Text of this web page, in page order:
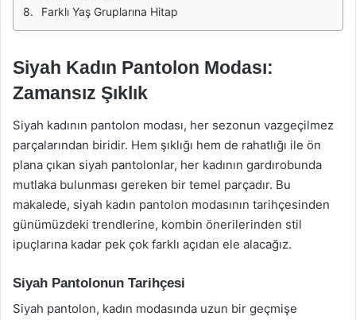
Farklı Yaş Gruplarına Hitap
Siyah Kadın Pantolon Modası:
Zamansız Şıklık
Siyah kadının pantolon modası, her sezonun vazgeçilmez
parçalarından biridir. Hem şıklığı hem de rahatlığı ile ön
plana çıkan siyah pantolonlar, her kadının gardırobunda
mutlaka bulunması gereken bir temel parçadır. Bu
makalede, siyah kadın pantolon modasının tarihçesinden
günümüzdeki trendlerine, kombin önerilerinden stil
ipuçlarına kadar pek çok farklı açıdan ele alacağız.
Siyah Pantolonun Tarihçesi
Siyah pantolon, kadın modasında uzun bir geçmişe